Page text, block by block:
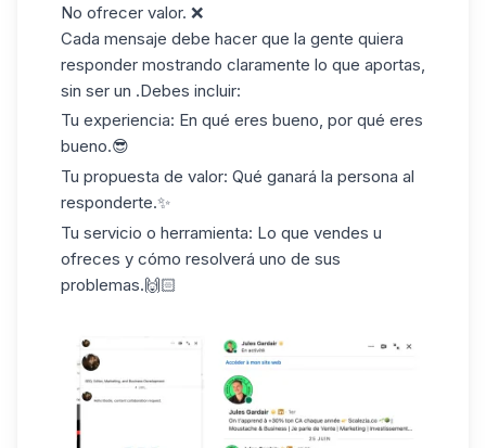
No ofrecer valor. ❌
Cada mensaje debe hacer que la gente quiera
responder mostrando claramente lo que aportas,
sin ser un .Debes incluir:
Tu experiencia: En qué eres bueno, por qué eres
bueno.😎
Tu propuesta de valor: Qué ganará la persona al
responderte.✨
Tu servicio o herramienta: Lo que vendes u
ofreces y cómo resolverá uno de sus
problemas.🙌🏻